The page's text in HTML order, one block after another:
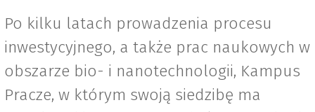
Po kilku latach prowadzenia procesu
inwestycyjnego, a także prac naukowych w
obszarze bio- i nanotechnologii, Kampus
Pracze, w którym swoją siedzibę ma